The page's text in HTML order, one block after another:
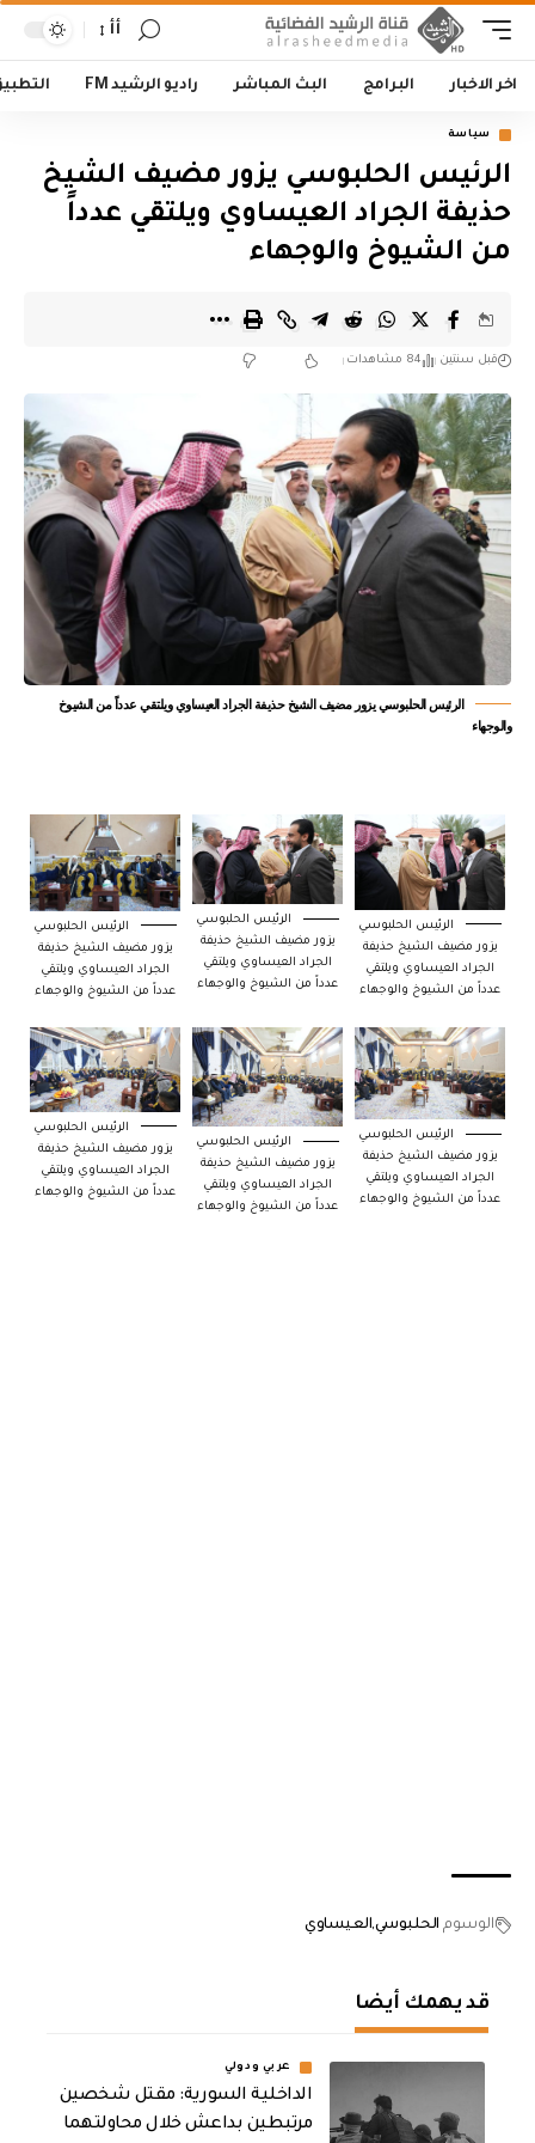
أأ
اخر الاخبار البرامج البث المباشر راديو الرشيد FM
سياسة
الرئيس الحلبوسي يزور مضيف الشيخ
حذيفة الجراد العيساوي ويلتقي عدداً
من الشيوخ والوجهاء
قبل سنتين 84 مشاهدات
الرئيس الحلبوسي يزور مضيف الشيخ حذيفة الجراد العيساوي ويلتقي عدداً من الشيوخ
والوجهاء
الرئيس الحلبوسي
يزور مضيف الشيخ حذيفة
الجراد العيساوي ويلتقي
عدداً من الشيوخ والوجهاء
الرئيس الحلبوسي
يزور مضيف الشيخ حذيفة
الجراد العيساوي ويلتقي
عدداً من الشيوخ والوجهاء
الرئيس الحلبوسي
يزور مضيف الشيخ حذيفة
الجراد العيساوي ويلتقي
عدداً من الشيوخ والوجهاء
الرئيس الحلبوسي
يزور مضيف الشيخ حذيفة
الجراد العيساوي ويلتقي
عدداً من الشيوخ والوجهاء
الرئيس الحلبوسي
يزور مضيف الشيخ حذيفة
الجراد العيساوي ويلتقي
عدداً من الشيوخ والوجهاء
الرئيس الحلبوسي
يزور مضيف الشيخ حذيفة
الجراد العيساوي ويلتقي
عدداً من الشيوخ والوجهاء
الوسوم الحلبوسيالعيساوي
قد يهمك أيضا
عربي ودولي
الداخلية السورية: مقتل شخصين
مرتبطين بداعش خلال محاولتهما